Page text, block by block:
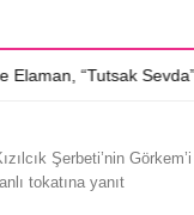
dizisinin kadrosunda•
Şerbeti’nin
tokatına yanıt